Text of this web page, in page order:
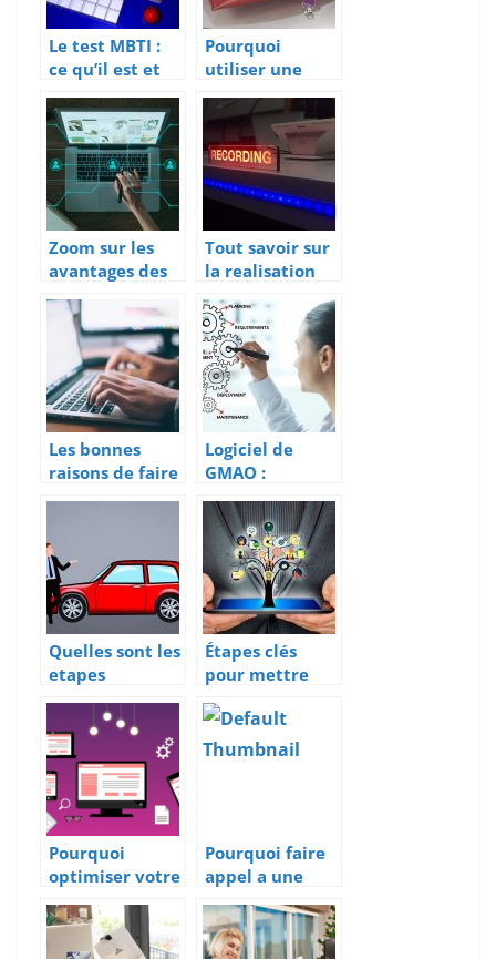
Le test MBTI :
ce qu’il est et
comment il
fonctionne ?
Pourquoi
utiliser une
bâche
imprimée ?
Zoom sur les
avantages des
solutions
digitales
Tout savoir sur
la realisation
d’un webcast
Les bonnes
raisons de faire
une
informatique
Logiciel de
GMAO :
avantages,
fonctionnalites
et criteres de
selection
Quelles sont les
etapes
d’elaboration
argumentaire
de vente ?
Étapes clés
pour mettre
sur pied une
entreprise
Pourquoi
optimiser votre
presence en
ligne ?
Pourquoi faire
appel a une
agence de
communication
a la Rochelle ?